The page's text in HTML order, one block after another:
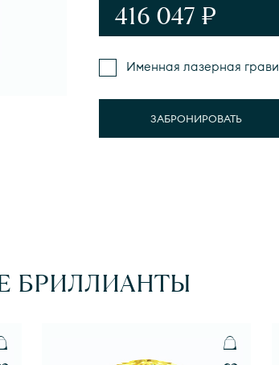
416 047 ₽
Именная лазерная
ЗАБРОНИРОВАТЬ
БРИЛЛИАНТЫ